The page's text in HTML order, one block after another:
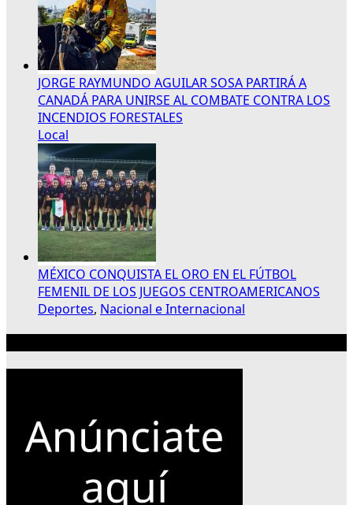
JORGE RAYMUNDO AGUILAR SOSA PARTIRÁ A
CANADÁ PARA UNIRSE AL COMBATE CONTRA LOS
INCENDIOS FORESTALES
Local
MÉXICO CONQUISTA EL ORO EN EL FÚTBOL
FEMENIL DE LOS JUEGOS CENTROAMERICANOS
Deportes, Nacional e Internacional